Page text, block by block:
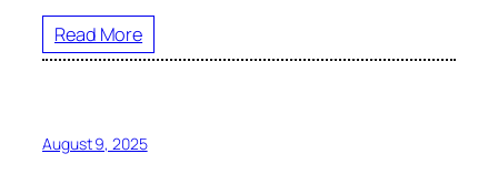
Read More
August 9, 2025